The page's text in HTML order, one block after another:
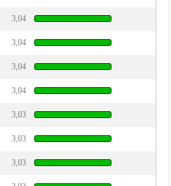
3,04
3,04
3,04
3,04
3,03
3,03
3,03